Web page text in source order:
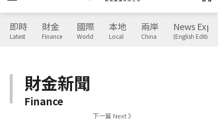
即時
Latest
財金
Finance
國際
World
本地
Local
兩岸
China
News
(English Edition)
財金新聞
Finance
下一篇 Next 》